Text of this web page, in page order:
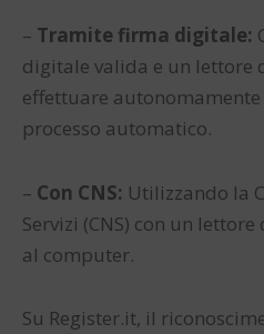
– Tramite firma digitale:
digitale valida e un lettore
effettuare
processo automatico.
– Con CNS: Utilizzando la
Servizi (CNS) con un
al computer.
Su Register.it, il